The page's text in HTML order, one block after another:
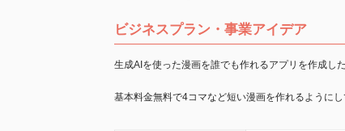
ビジネスプラン・事業アイデア
生成AIを使った漫画を誰でも作れるアプリを作成した
基本料金無料で4コマなど短い漫画を作れるように